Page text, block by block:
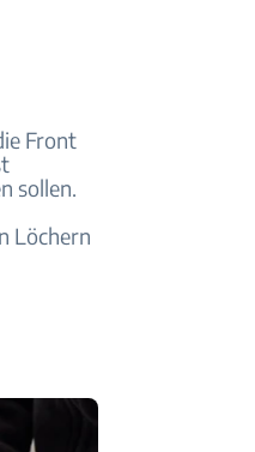
Front
sollen.
Löchern